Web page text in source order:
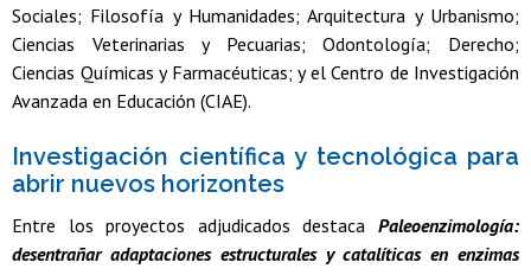
Sociales; Filosofía y Humanidades; Arquitectura y Urbanismo;
Ciencias Veterinarias y Pecuarias; Odontología; Derecho;
Ciencias Químicas y Farmacéuticas; y el Centro de Investigación
Avanzada en Educación (CIAE).
Investigación científica y tecnológica para
abrir nuevos horizontes
Entre los proyectos adjudicados destaca Paleoenzimología:
desentrañar adaptaciones estructurales y catalíticas en enzimas